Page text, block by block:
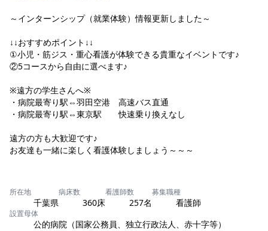
～インターンシップ（就業体験）情報更新しました～
↓↓おすすめポイント↓↓
①小児・筋ジス・重心看護が体験できる貴重なイベントです♪
②5コースから自由に選べます♪
※遠方の学生さんへ※
・病院最寄り駅⇔羽田空港 高速バス直通
・病院最寄り駅⇔東京駅 快速乗り換えなし
遠方の方も大歓迎です♪
お友達も一緒に楽しく看護体験しましょう～～～
所在地
千葉県
病床数
360床
看護師数
257名
募集職種
看護師
設置母体
公的病院（国家公務員、独立行政法人、赤十字等）